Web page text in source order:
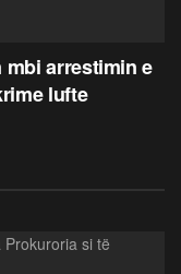
arrestimin e
lufte